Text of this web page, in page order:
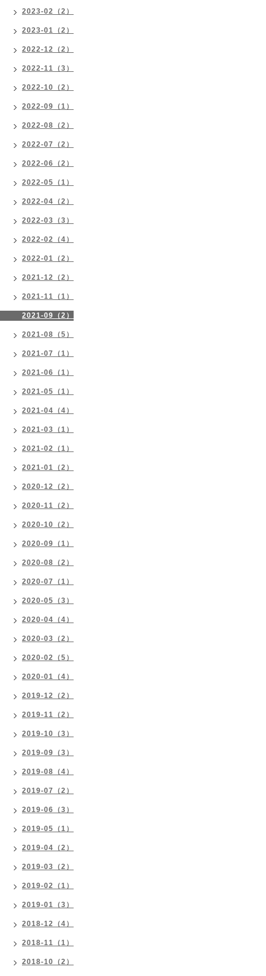
2023-02（2）
2023-01（2）
2022-12（2）
2022-11（3）
2022-10（2）
2022-09（1）
2022-08（2）
2022-07（2）
2022-06（2）
2022-05（1）
2022-04（2）
2022-03（3）
2022-02（4）
2022-01（2）
2021-12（2）
2021-11（1）
2021-09（2）
2021-08（5）
2021-07（1）
2021-06（1）
2021-05（1）
2021-04（4）
2021-03（1）
2021-02（1）
2021-01（2）
2020-12（2）
2020-11（2）
2020-10（2）
2020-09（1）
2020-08（2）
2020-07（1）
2020-05（3）
2020-04（4）
2020-03（2）
2020-02（5）
2020-01（4）
2019-12（2）
2019-11（2）
2019-10（3）
2019-09（3）
2019-08（4）
2019-07（2）
2019-06（3）
2019-05（1）
2019-04（2）
2019-03（2）
2019-02（1）
2019-01（3）
2018-12（4）
2018-11（1）
2018-10（2）